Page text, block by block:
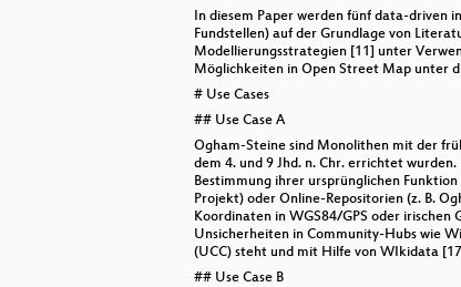
In diesem Paper werden fünf data-driven
Fundstellen) auf der Grundlage von
Modellierungsstrategien [11] unter
Möglichkeiten in Open Street Map unter
# Use Cases
## Use Case A
Ogham-Steine sind Monolithen mit der
dem 4. und 9 Jhd. n. Chr. errichtet
Bestimmung ihrer ursprünglichen
Projekt) oder Online-Repositorien (z. B.
Koordinaten in WGS84/GPS oder
Unsicherheiten in Community-Hubs wie
(UCC) steht und mit Hilfe von WIkidata
## Use Case B